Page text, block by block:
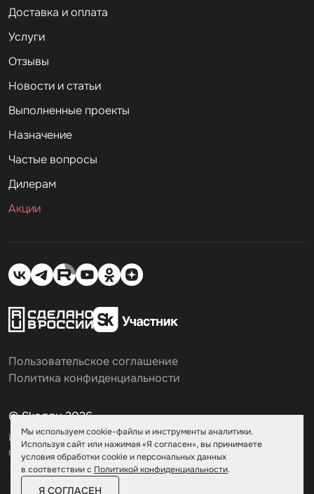
Доставка и оплата
Услуги
Отзывы
Новости и статьи
Выполненные проекты
Назначение
Частые вопросы
Дилерам
Акции
© Skoggy 2026
Информация на сайте не является
публичной офертой
Пользовательское соглашение
Политика конфиденциальности
Мы используем cookie-файлы и инструменты аналитики.
Используя сайт или нажимая «Я согласен», вы принимаете
условия обработки cookie и персональных данных
в соответствии с Политикой конфиденциальности.
Я СОГЛАСЕН